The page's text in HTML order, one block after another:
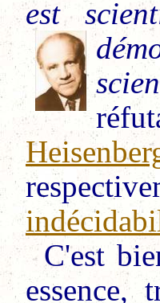
est
C'est
essence,